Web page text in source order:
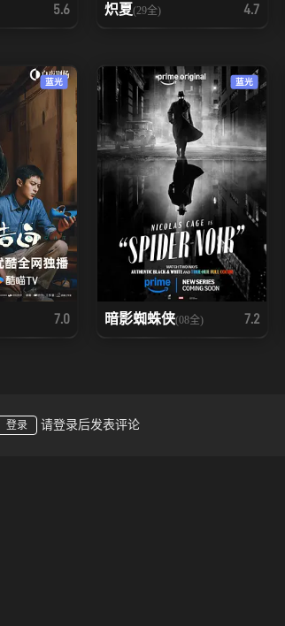
5.6 炽夏(29全) 4.7
蓝光
7.0
蓝光
暗影蜘蛛侠(08全) 7.2
登录 请登录后发表评论